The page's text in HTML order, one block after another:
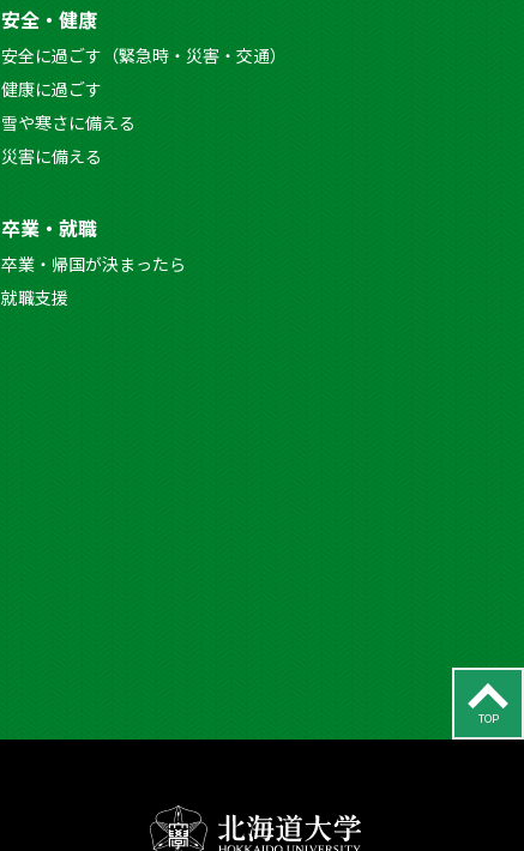
安全・健康
安全に過ごす（緊急時・災害・交通）
健康に過ごす
雪や寒さに備える
災害に備える
卒業・就職
卒業・帰国が決まったら
就職支援